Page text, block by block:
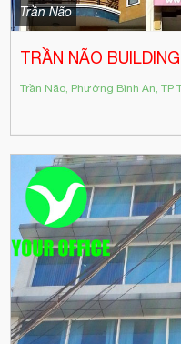
Trần Não
TRẦN NÃO BUILDING
Trần Não, Phường Bình An, TP